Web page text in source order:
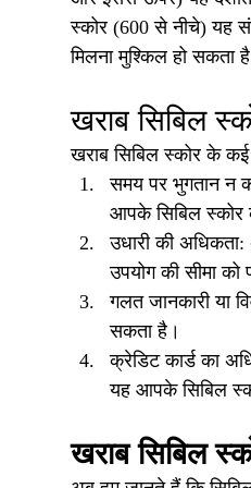
स्कोर (600 से नीचे) यह
मिलना मुश्किल हो सकता
खराब सिबिल
खराब सिबिल स्कोर के
समय पर भुगतान न
आपके सिबिल स्कोर
उधारी की
उपयोग की सीमा
गलत जानकारी या
सकता है।
क्रेडिट कार्ड का
यह आपके सिबिल
खराब सिबिल